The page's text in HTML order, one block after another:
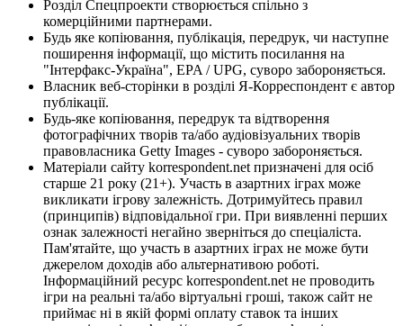
Розділ Спецпроекти створюється спільно з
комерційними партнерами.
Будь яке копіювання, публікація, передрук, чи наступне
поширення інформації, що містить посилання на
"Інтерфакс-Україна", EPA / UPG, суворо забороняється.
Власник веб-сторінки в розділі Я-Корреспондент є автор
публікації.
Будь-яке копіювання, передрук та відтворення
фотографічних творів та/або аудіовізуальних творів
правовласника Getty Images - суворо забороняється.
Матеріали сайту korrespondent.net призначені для осіб
старше 21 року (21+). Участь в азартних іграх може
викликати ігрову залежність. Дотримуйтесь правил
(принципів) відповідальної гри. При виявленні перших
ознак залежності негайно зверніться до спеціаліста.
Пам'ятайте, що участь в азартних іграх не може бути
джерелом доходів або альтернативою роботі.
Інформаційний ресурс korrespondent.net не проводить
ігри на реальні та/або віртуальні гроші, також сайт не
приймає ні в якій формі оплату ставок та інших